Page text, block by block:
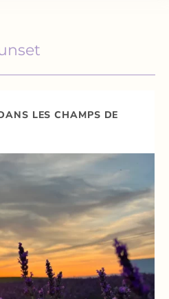
LES CHAMPS DE